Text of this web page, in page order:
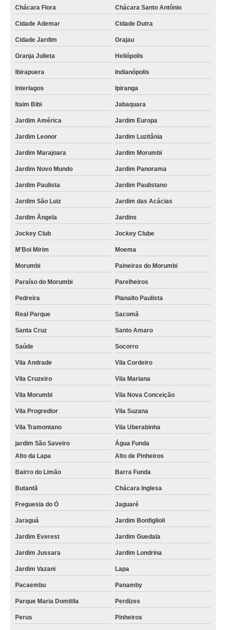
Chácara Flora Chácara Santo Antônio
Cidade Ademar Cidade Dutra
Cidade Jardim Grajau
Granja Julieta Heliópolis
Ibirapuera Indianópolis
Interlagos Ipiranga
Itaim Bibi Jabaquara
Jardim América Jardim Europa
Jardim Leonor Jardim Luzitânia
Jardim Marajoara Jardim Morumbi
Jardim Novo Mundo Jardim Panorama
Jardim Paulista Jardim Paulistano
Jardim São Luiz Jardim das Acácias
Jardim Ângela Jardins
Jockey Club Jockey Clube
M'Boi Mirim Moema
Morumbi Paineiras do Morumbi
Paraíso do Morumbi Parelheiros
Pedreira Planalto Paulista
Real Parque Sacomã
Santa Cruz Santo Amaro
Saúde Socorro
Vila Andrade Vila Cordeiro
Vila Cruzeiro Vila Mariana
Vila Morumbi Vila Nova Conceição
Vila Progredior Vila Suzana
Vila Tramontano Vila Uberabinha
jardim São Saveiro
Água Funda
Alto da Lapa
Alto de Pinheiros
Bairro do Limão Barra Funda
Butantã Chácara Inglesa
Freguesia do Ó Jaguaré
Jaraguá Jardim Bonfiglioli
Jardim Everest Jardim Guedala
Jardim Jussara Jardim Londrina
Jardim Vazani Lapa
Pacaembu Panamby
Parque Maria Domitila Perdizes
Perus Pinheiros